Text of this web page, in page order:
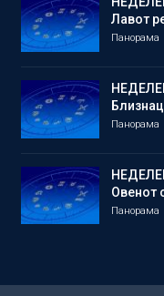
Лавот
Панорама
Панорама
Овенот
Панорама